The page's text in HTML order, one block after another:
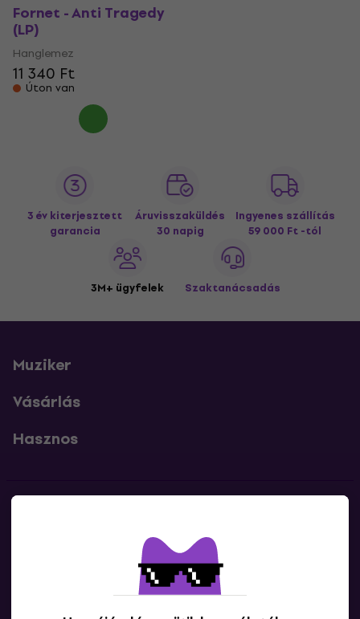
Fornet - Anti Tragedy
(LP)
Hanglemez
11 340 Ft
Úton van
3 év kiterjesztett
garancia
Áruvisszaküldés
30 napig
Ingyenes szállítás
59 000 Ft -tól
3M+ ügyfelek Szaktanácsadás
Muziker
Vásárlás
Hasznos
Lépj kapcsolatba velünk